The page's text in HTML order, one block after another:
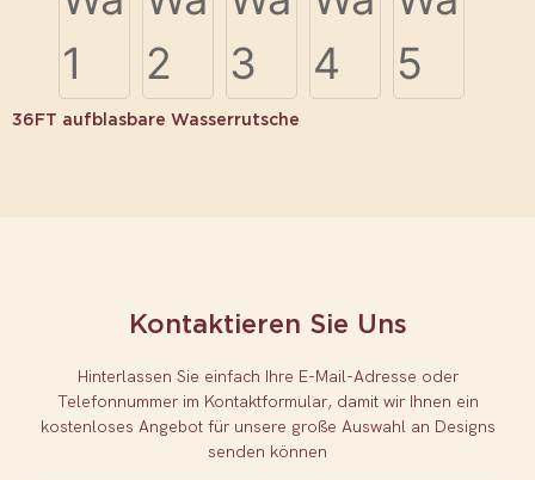
36FT aufblasbare Wasserrutsche
Kontaktieren Sie Uns
Hinterlassen Sie einfach Ihre E-Mail-Adresse oder
Telefonnummer im Kontaktformular, damit wir Ihnen ein
kostenloses Angebot für unsere große Auswahl an Designs
senden können